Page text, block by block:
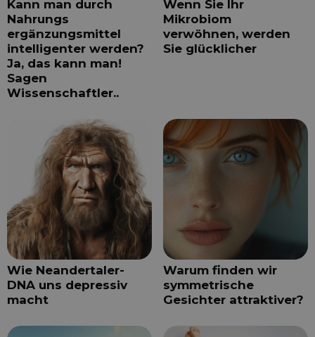
Kann man durch
Nahrungs
ergänzungsmittel
intelligenter werden?
Ja, das kann man!
Sagen
Wissenschaftler..
Wenn Sie Ihr
Mikrobiom
verwöhnen, werden
Sie glücklicher
Wie Neandertaler-
DNA uns depressiv
macht
Warum finden wir
symmetrische
Gesichter attraktiver?